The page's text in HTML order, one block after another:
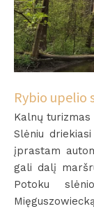
Rybio upelio
Kalnų turizmas
Slėniu
įprastam
gali dalį
Potoku